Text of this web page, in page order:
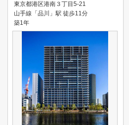
東京都港区港南３丁目5-21
山手線「品川」駅 徒歩11分
築1年